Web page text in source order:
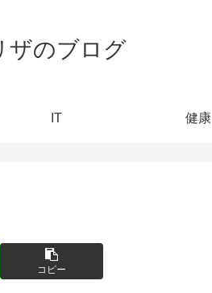
ザのブログ
IT 健康
コピー